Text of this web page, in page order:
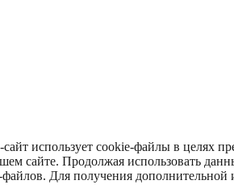
использует cookie-файлы в целях
сайте. Продолжая использовать
Для получения